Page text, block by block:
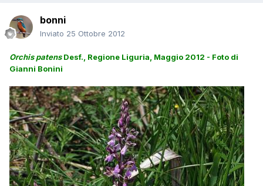
bonni
Inviato 25 Ottobre 2012
Orchis patensDesf., Regione Liguria, Maggio 2012 - Foto di
Gianni Bonini